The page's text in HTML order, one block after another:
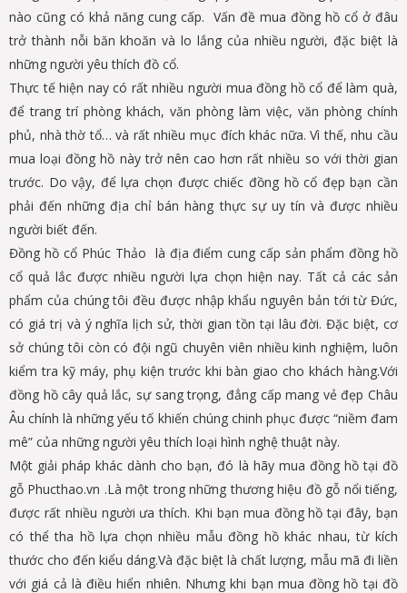
nào cũng có khả năng cung cấp. Vấn đề mua đồng hồ cổ ở đâu
trở thành nỗi băn khoăn và lo lắng của nhiều người, đặc biệt là
những người yêu thích đồ cổ.
Thực tế hiện nay có rất nhiều người mua đồng hồ cổ để làm quà,
để trang trí phòng khách, văn phòng làm việc, văn phòng chính
phủ, nhà thờ tổ… và rất nhiều mục đích khác nữa. Vì thế, nhu cầu
mua loại đồng hồ này trở nên cao hơn rất nhiều so với thời gian
trước. Do vậy, để lựa chọn được chiếc đồng hồ cổ đẹp bạn cần
phải đến những địa chỉ bán hàng thực sự uy tín và được nhiều
người biết đến.
Đồng hồ cổ Phúc Thảo là địa điểm cung cấp sản phẩm đồng hồ
cổ quả lắc được nhiều người lựa chọn hiện nay. Tất cả các sản
phẩm của chúng tôi đều được nhập khẩu nguyên bản tới từ Đức,
có giá trị và ý nghĩa lịch sử, thời gian tồn tại lâu đời. Đặc biệt, cơ
sở chúng tôi còn có đội ngũ chuyên viên nhiều kinh nghiệm, luôn
kiểm tra kỹ máy, phụ kiện trước khi bàn giao cho khách hàng.Với
đồng hồ cây quả lắc, sự sang trọng, đẳng cấp mang vẻ đẹp Châu
Âu chính là những yếu tố khiến chúng chinh phục được “niềm đam
mê” của những người yêu thích loại hình nghệ thuật này.
Một giải pháp khác dành cho bạn, đó là hãy mua đồng hồ tại đồ
gỗ Phucthao.vn .Là một trong những thương hiệu đồ gỗ nổi tiếng,
được rất nhiều người ưa thích. Khi bạn mua đồng hồ tại đây, bạn
có thể tha hồ lựa chọn nhiều mẫu đồng hồ khác nhau, từ kích
thước cho đến kiểu dáng.Và đặc biệt là chất lượng, mẫu mã đi liền
với giá cả là điều hiển nhiên. Nhưng khi bạn mua đồng hồ tại đồ